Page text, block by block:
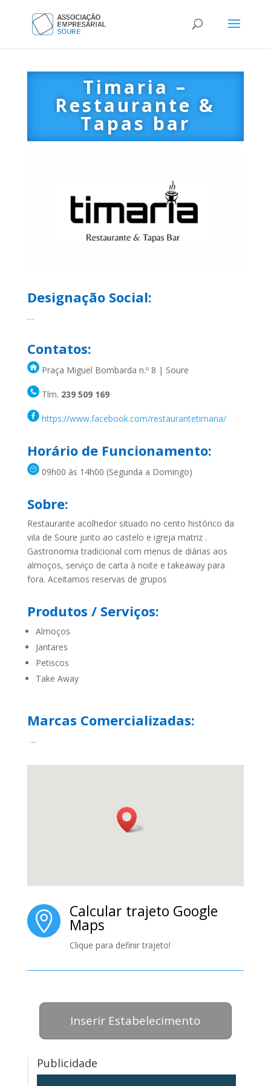
Timaria –
Restaurante &
Tapas bar
Designação Social:
…
Contatos:
Praça Miguel Bombarda n.º 8 | Soure
Tlm. 239 509 169
https://www.facebook.com/restaurantetimaria/
Horário de Funcionamento:
09h00 às 14h00 (Segunda a Domingo)
Sobre:
Restaurante acolhedor situado no cento histórico da
vila de Soure junto ao castelo e igreja matriz .
Gastronomia tradicional com menus de diárias aos
almoços, serviço de carta à noite e takeaway para
fora. Aceitamos reservas de grupos
Produtos / Serviços:
Almoços
Jantares
Petiscos
Take Away
Marcas Comercializadas:
…
 Calcular trajeto Google
Maps
Clique para definir trajeto!
Inserir Estabelecimento
Publicidade